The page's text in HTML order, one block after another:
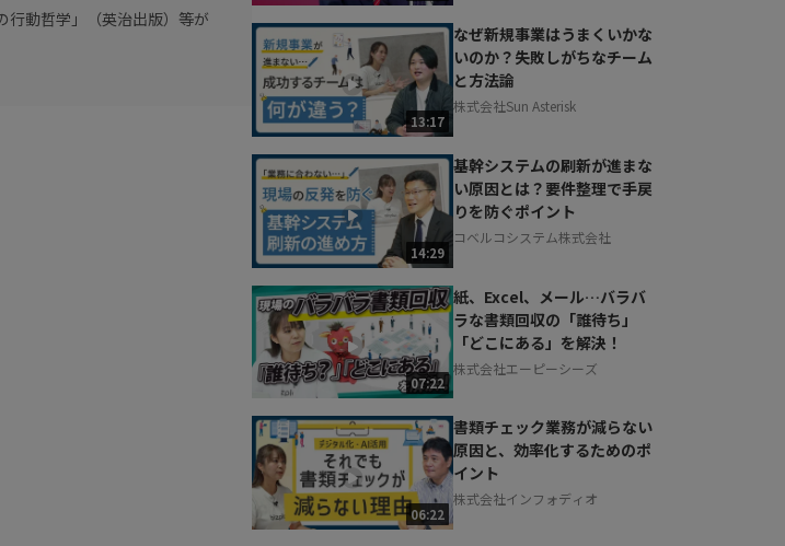
行動哲学」（英治出版）等が
13:17
なぜ新規事業はうまくいかな
いのか？失敗しがちなチーム
と方法論
株式会社Sun Asterisk
14:29
基幹システムの刷新が進まな
い原因とは？要件整理で手戻
りを防ぐポイント
コベルコシステム株式会社
07:22
紙、Excel、メール…バラバ
ラな書類回収の「誰待ち」
「どこにある」を解決！
株式会社エーピーシーズ
06:22
書類チェック業務が減らない
原因と、効率化するためのポ
イント
株式会社インフォディオ